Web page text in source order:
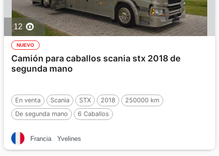
12
NUEVO
Camión para caballos scania stx 2018 de
segunda mano
En venta Scania STX 2018
250000 km
De segunda mano
6 Caballos
Francia Yvelines